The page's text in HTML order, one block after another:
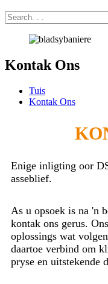
Kontak Ons
Tuis
Kontak Ons
Enige inligting oor
asseblief.
As u opsoek is na 'n
kontak ons ​​gerus.
oplossings wat
daartoe verbind om
pryse en uitstekende